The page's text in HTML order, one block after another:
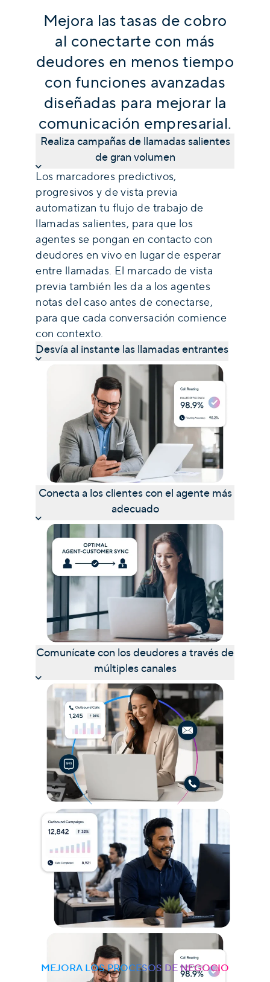
Mejora las tasas de cobro
al conectarte con más
deudores en menos tiempo
con funciones avanzadas
diseñadas para mejorar la
comunicación empresarial.
Realiza campañas de llamadas salientes
de gran volumen
Los marcadores predictivos,
progresivos y de vista previa
automatizan tu flujo de trabajo de
llamadas salientes, para que los
agentes se pongan en contacto con
deudores en vivo en lugar de esperar
entre llamadas. El marcado de vista
previa también les da a los agentes
notas del caso antes de conectarse,
para que cada conversación comience
con contexto.
Desvía al instante las llamadas entrantes
Conecta a los clientes con el agente más
adecuado
Comunícate con los deudores a través de
múltiples canales
MEJORA LOS PROCESOS DE NEGOCIO